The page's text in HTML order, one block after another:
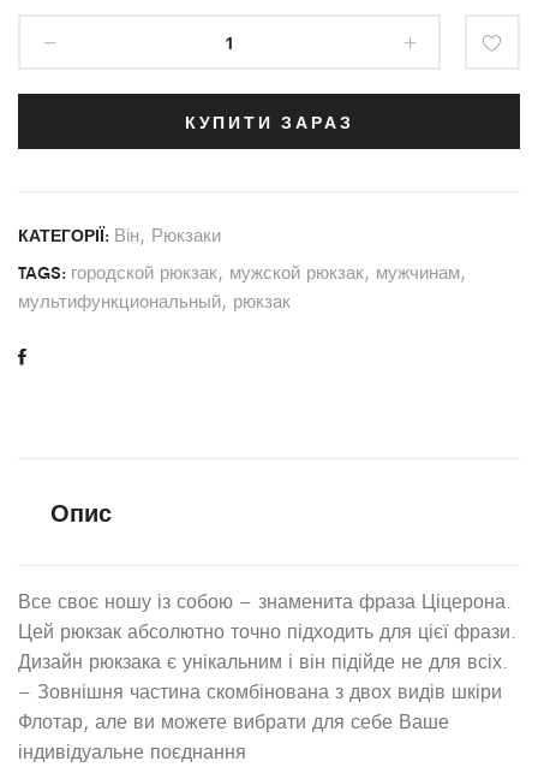
КУПИТИ ЗАРАЗ
КАТЕГОРІЇ: Він, Рюкзаки
TAGS: городской рюкзак, мужской рюкзак, мужчинам,
мультифункциональный, рюкзак
Опис
Все своє ношу із собою – знаменита фраза Ціцерона.
Цей рюкзак абсолютно точно підходить для цієї фрази.
Дизайн рюкзака є унікальним і він підійде не для всіх.
– Зовнішня частина скомбінована з двох видів шкіри
Флотар, але ви можете вибрати для себе Ваше
індивідуальне поєднання